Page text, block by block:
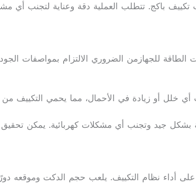
باكج. تتطلب العملية دقة وعناية لتجنب أي
الطاقة للجهازمن الضروري الالتزام
خلل أو زيادة في الأحمال، مما يحمي التكييف من
بشكل جيد وتجنب أي مشكلات كهربائية. يمكن
أداء نظام التكييف. يلعب حجم الدكت وموقعه